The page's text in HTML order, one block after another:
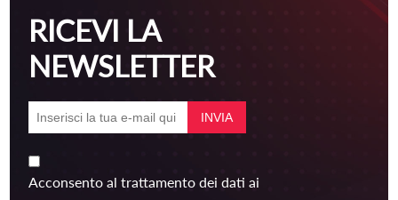
RICEVI LA
NEWSLETTER
Acconsento al trattamento dei dati ai